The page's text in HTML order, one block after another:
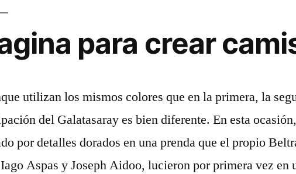
para crear
utilizan los mismos colores que en la primera, la
del Galatasaray es bien diferente. En esta
por detalles dorados en una prenda que el propio
Aspas y Joseph Aidoo, lucieron por primera vez en